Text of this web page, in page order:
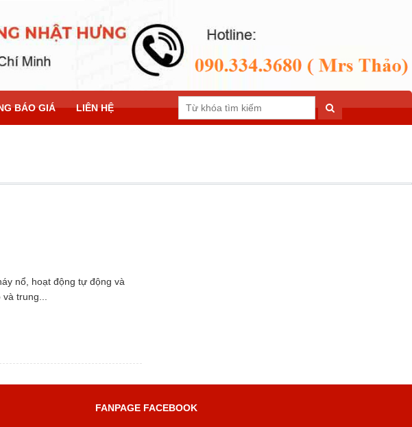
BÁO GIÁ LIÊN HỆ
nổ, hoạt động tự động và
trung...
FANPAGE FACEBOOK